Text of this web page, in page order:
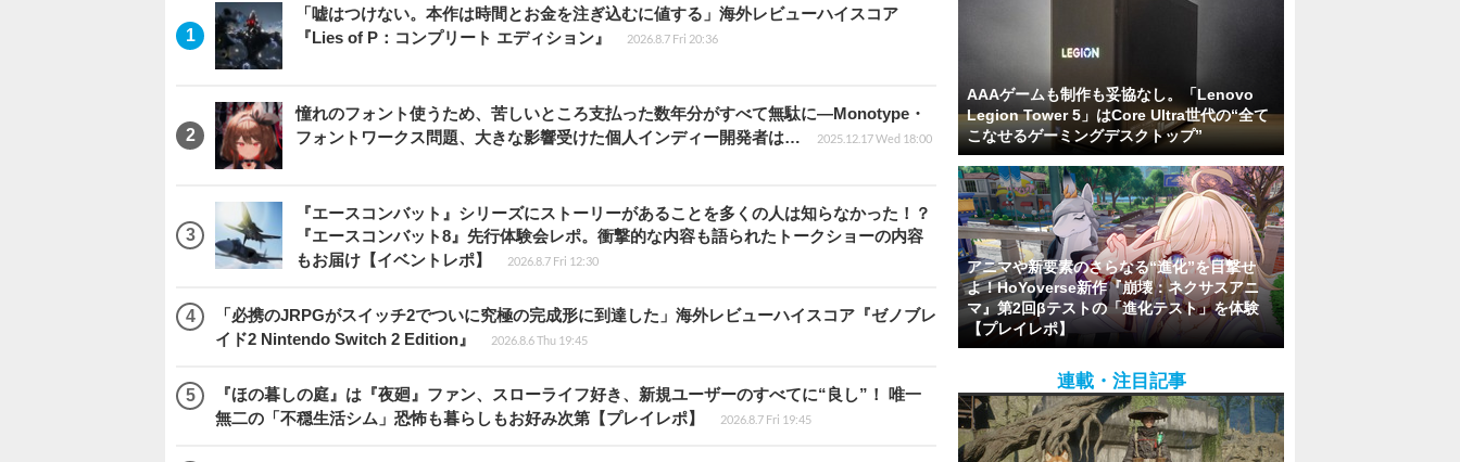
「嘘はつけない。本作は時間とお金を注ぎ込むに値する」海外レビューハイスコア
『Lies of P：コンプリート エディション』
2026.8.7 Fri 20:36
憧れのフォント使うため、苦しいところ支払った数年分がすべて無駄に―Monotype・
フォントワークス問題、大きな影響受けた個人インディー開発者は…
2025.12.17 Wed 18:00
『エースコンバット』シリーズにストーリーがあることを多くの人は知らなかった！？
『エースコンバット8』先行体験会レポ。衝撃的な内容も語られたトークショーの内容
もお届け【イベントレポ】
2026.8.7 Fri 12:30
「必携のJRPGがスイッチ2でついに究極の完成形に到達した」海外レビューハイスコア『ゼノブレ
イド2 Nintendo Switch 2 Edition』
2026.8.6 Thu 19:45
『ほの暮しの庭』は『夜廻』ファン、スローライフ好き、新規ユーザーのすべてに“良し”！ 唯一
無二の「不穏生活シム」恐怖も暮らしもお好み次第【プレイレポ】
2026.8.7 Fri 19:45
AAAゲームも制作も妥協なし。「Lenovo
Legion Tower 5」はCore Ultra世代の“全て
こなせるゲーミングデスクトップ”
アニマや新要素のさらなる“進化”を目撃せ
よ！HoYoverse新作『崩壊：ネクサスアニ
マ』第2回βテストの「進化テスト」を体験
【プレイレポ】
連載・注目記事